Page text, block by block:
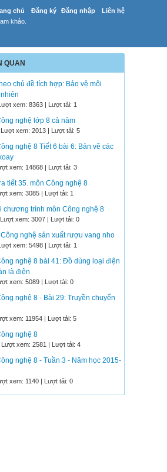
chủ Đăng ký Đăng nhập Liên hệ
khảo.
QUAN
chủ đề tích hợp: Bảo vệ môi
xem: 8363 | Lượt tải: 1
nghệ lớp 8 cả năm
Lượt xem: 2013 | Lượt tải: 5
nghệ 8 Tiết 6 bài 6: Bản vẽ các
xem: 14868 | Lượt tải: 3
tiết 35. môn Công nghệ 8
xem: 3085 | Lượt tải: 1
chương trình môn Công nghệ 8
Lượt xem: 3007 | Lượt tải: 0
nghệ sản xuất rượu vang nho
xem: 5498 | Lượt tải: 1
nghệ 8 bài 41: Đồ dùng loại điện
là điện
xem: 5089 | Lượt tải: 0
nghệ 8 - Bài 29: Truyền chuyển
xem: 11954 | Lượt tải: 5
nghệ 8
Lượt xem: 2581 | Lượt tải: 4
nghệ 8 - Tuần 3 - Năm học 2015-
xem: 1140 | Lượt tải: 0